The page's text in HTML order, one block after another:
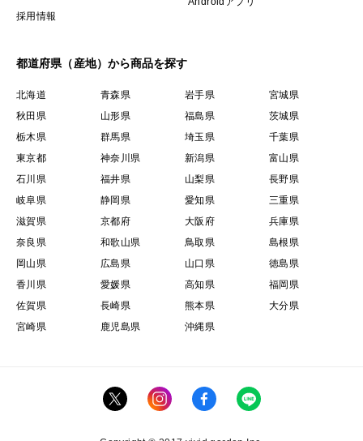
採用情報
都道府県（産地）から商品を探す
北海道 青森県 岩手県
宮城県
秋田県
山形県 福島県
茨城県
栃木県
群馬県 埼玉県
千葉県
東京都
神奈川県 新潟県
富山県
石川県
福井県 山梨県
長野県
岐阜県
静岡県 愛知県
三重県
滋賀県
京都府 大阪府
兵庫県
奈良県
和歌山県 鳥取県
島根県
岡山県
広島県 山口県
徳島県
香川県
愛媛県 高知県
福岡県
佐賀県
長崎県 熊本県
大分県
宮崎県
鹿児島県 沖縄県